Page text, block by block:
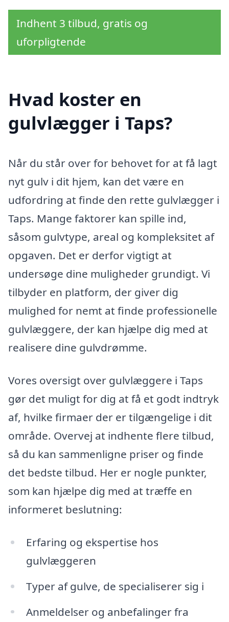
Indhent 3 tilbud, gratis og
uforpligtende
Hvad koster en
gulvlægger i Taps?
Når du står over for behovet for at få lagt
nyt gulv i dit hjem, kan det være en
udfordring at finde den rette gulvlægger i
Taps. Mange faktorer kan spille ind,
såsom gulvtype, areal og kompleksitet af
opgaven. Det er derfor vigtigt at
undersøge dine muligheder grundigt. Vi
tilbyder en platform, der giver dig
mulighed for nemt at finde professionelle
gulvlæggere, der kan hjælpe dig med at
realisere dine gulvdrømme.
Vores oversigt over gulvlæggere i Taps
gør det muligt for dig at få et godt indtryk
af, hvilke firmaer der er tilgængelige i dit
område. Overvej at indhente flere tilbud,
så du kan sammenligne priser og finde
det bedste tilbud. Her er nogle punkter,
som kan hjælpe dig med at træffe en
informeret beslutning:
Erfaring og ekspertise hos
gulvlæggeren
Typer af gulve, de specialiserer sig i
Anmeldelser og anbefalinger fra